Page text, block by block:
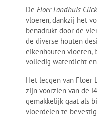
De Floer Landhuis
vloeren, dankzij het
benadrukt door de
de diverse houten
eikenhouten vloeren,
volledig waterdicht
Het leggen van Floer
zijn voorzien van de
gemakkelijk gaat als
vloerdelen te